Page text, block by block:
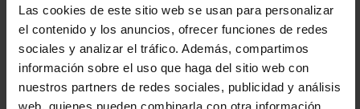
Las cookies de este sitio web se usan para personalizar
el contenido y los anuncios, ofrecer funciones de redes
sociales y analizar el tráfico. Además, compartimos
información sobre el uso que haga del sitio web con
nuestros partners de redes sociales, publicidad y análisis
web, quienes pueden combinarla con otra información
Los profesionales clínicos deben estar preparados
para usar los nombres y pronombres proporcionados
por los pacientes y no deben hacer suposiciones
sobre su anatomía o comportamiento sexual. Los